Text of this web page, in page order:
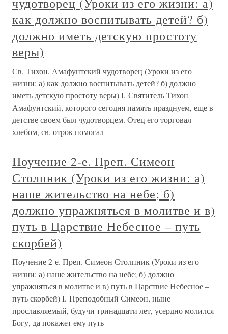
как должно воспитывать детей? б)
должно иметь детскую простоту
веры)
Св. Тихон, Амафунтский чудотворец (Уроки из его
жизни: а) как должно воспитывать детей? б) должно
иметь детскую простоту веры) I. Святитель Тихон
Амафунтский, которого сегодня память празднуем, еще в
детстве своем был чудотворцем. Отец его торговал
хлебом, св. отрок помогал
Поучение 2-е. Преп. Симеон
Столпник (Уроки из его жизни: а)
наше жительство на небе; б)
должно упражняться в молитве и в)
путь в Царствие Небесное – путь
скорбей)
Поучение 2-е. Преп. Симеон Столпник (Уроки из его
жизни: а) наше жительство на небе; б) должно
упражняться в молитве и в) путь в Царствие Небесное –
путь скорбей) I. Преподобный Симеон, ныне
прославляемый, будучи тринадцати лет, усердно молился
Богу, да покажет ему путь